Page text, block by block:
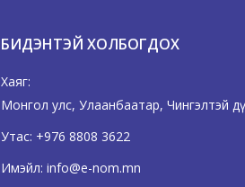
БИДЭНТЭЙ ХОЛБОГДОХ
Хаяг:
Монгол улс, Улаанбаатар, Чингэлтэй
Утас: +976 8808 3622
Имэйл: info@e-nom.mn